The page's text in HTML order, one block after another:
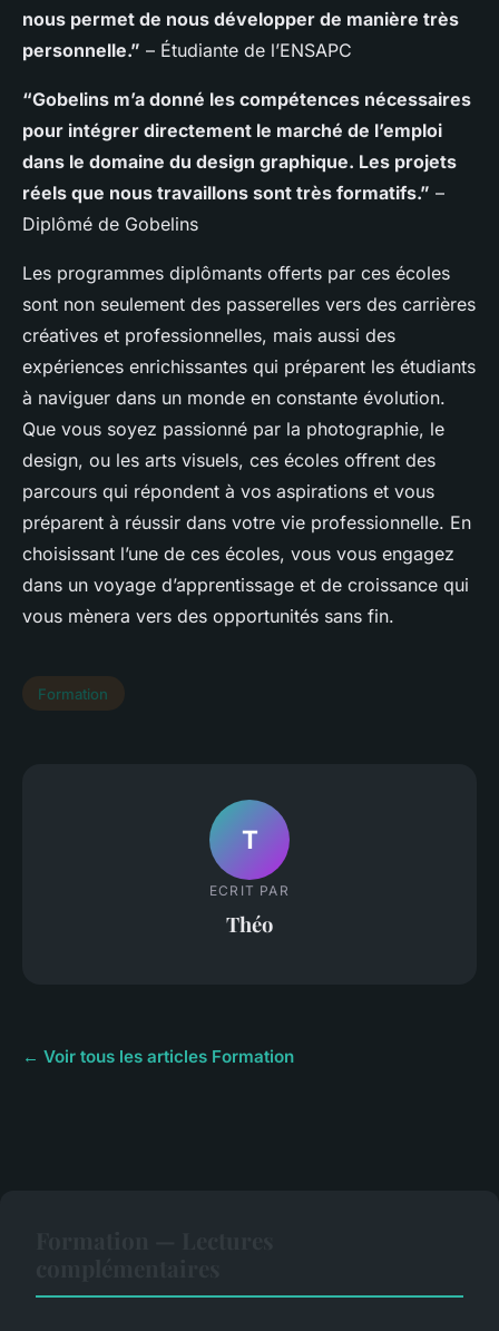
nous permet de nous développer de manière très
personnelle.” – Étudiante de l’ENSAPC
“Gobelins m’a donné les compétences nécessaires
pour intégrer directement le marché de l’emploi
dans le domaine du design graphique. Les projets
réels que nous travaillons sont très formatifs.” –
Diplômé de Gobelins
Les programmes diplômants offerts par ces écoles
sont non seulement des passerelles vers des carrières
créatives et professionnelles, mais aussi des
expériences enrichissantes qui préparent les étudiants
à naviguer dans un monde en constante évolution.
Que vous soyez passionné par la photographie, le
design, ou les arts visuels, ces écoles offrent des
parcours qui répondent à vos aspirations et vous
préparent à réussir dans votre vie professionnelle. En
choisissant l’une de ces écoles, vous vous engagez
dans un voyage d’apprentissage et de croissance qui
vous mènera vers des opportunités sans fin.
Formation
T
ECRIT PAR
Théo
← Voir tous les articles Formation